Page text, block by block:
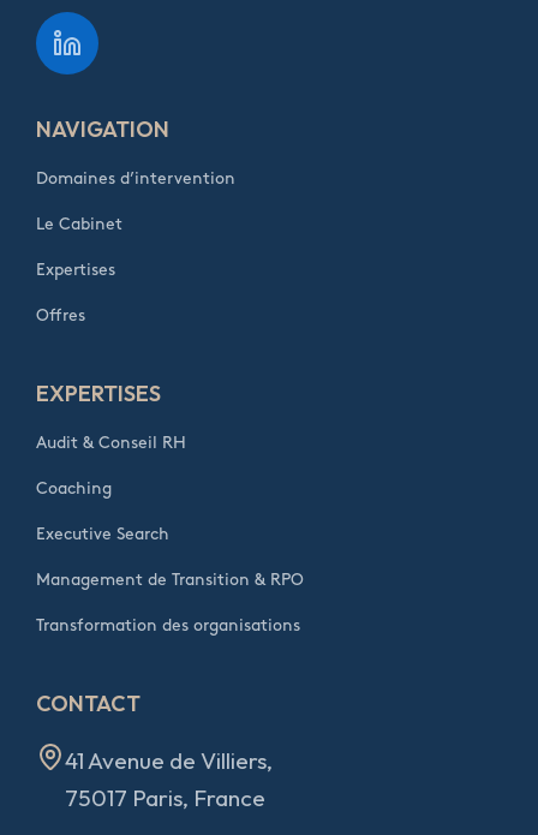
NAVIGATION
Domaines d’intervention
Le Cabinet
Expertises
Offres
EXPERTISES
Audit & Conseil RH
Coaching
Executive Search
Management de Transition & RPO
Transformation des organisations
CONTACT
41 Avenue de Villiers,
75017 Paris, France